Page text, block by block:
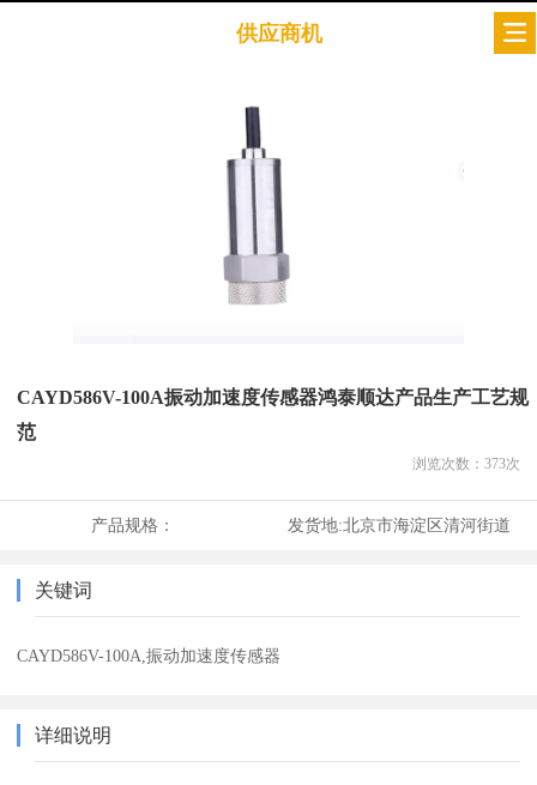
供应商机
CAYD586V-100A振动加速度传感器鸿泰顺达产品生产工艺规
范
浏览次数： 373次
产品规格： 发货地:北京市海淀区清河街道
关键词
CAYD586V-100A,振动加速度传感器
详细说明